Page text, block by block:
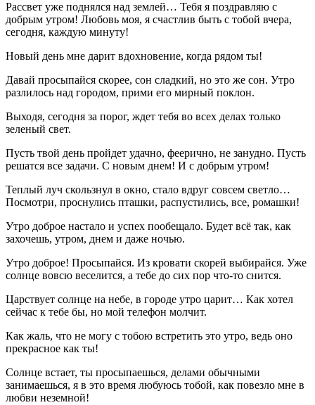
Рассвет уже поднялся над землей… Тебя я поздравляю с
добрым утром! Любовь моя, я счастлив быть с тобой вчера,
сегодня, каждую минуту!
Новый день мне дарит вдохновение, когда рядом ты!
Давай просыпайся скорее, сон сладкий, но это же сон. Утро
разлилось над городом, прими его мирный поклон.
Выходя, сегодня за порог, ждет тебя во всех делах только
зеленый свет.
Пусть твой день пройдет удачно, феерично, не занудно. Пусть
решатся все задачи. С новым днем! И с добрым утром!
Теплый луч скользнул в окно, стало вдруг совсем светло…
Посмотри, проснулись пташки, распустились, все, ромашки!
Утро доброе настало и успех пообещало. Будет всё так, как
захочешь, утром, днем и даже ночью.
Утро доброе! Просыпайся. Из кровати скорей выбирайся. Уже
солнце вовсю веселится, а тебе до сих пор что-то снится.
Царствует солнце на небе, в городе утро царит… Как хотел
сейчас к тебе бы, но мой телефон молчит.
Как жаль, что не могу с тобою встретить это утро, ведь оно
прекрасное как ты!
Солнце встает, ты просыпаешься, делами обычными
занимаешься, я в это время любуюсь тобой, как повезло мне в
любви неземной!